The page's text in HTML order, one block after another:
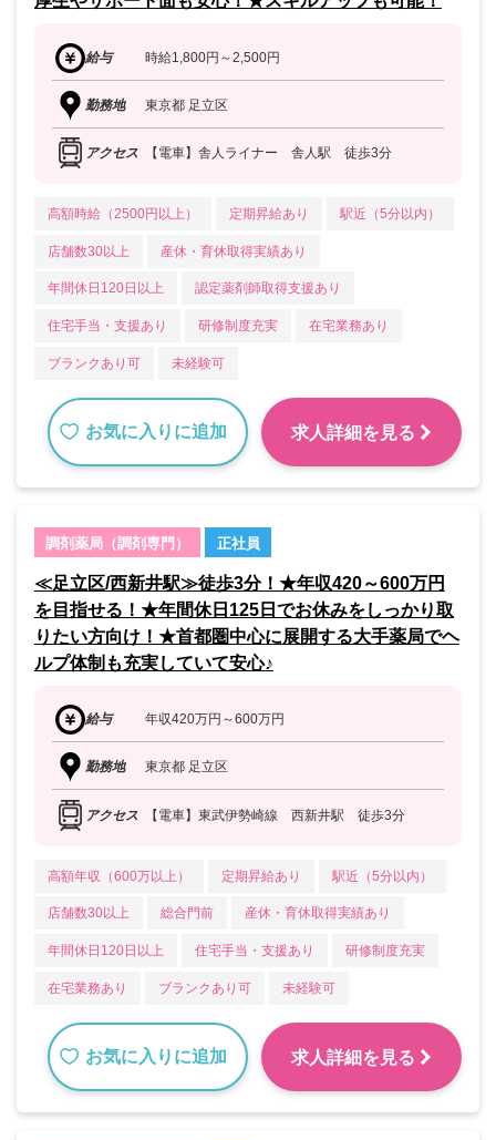
給与 時給1,800円～2,500円
勤務地 東京都 足立区
アクセス 【電車】舎人ライナー 舎人駅 徒歩3分
高額時給（2500円以上） 定期昇給あり 駅近（5分以内）
店舗数30以上 産休・育休取得実績あり
年間休日120日以上 認定薬剤師取得支援あり
住宅手当・支援あり 研修制度充実 在宅業務あり
ブランクあり可 未経験可
お気に入りに追加 求人詳細を見る
調剤薬局（調剤専門） 正社員
≪足立区/西新井駅≫徒歩3分！★年収420～600万円
を目指せる！★年間休日125日でお休みをしっかり取
りたい方向け！★首都圏中心に展開する大手薬局でヘ
ルプ体制も充実していて安心♪
給与 年収420万円～600万円
勤務地 東京都 足立区
アクセス 【電車】東武伊勢崎線 西新井駅 徒歩3分
高額年収（600万以上） 定期昇給あり 駅近（5分以内）
店舗数30以上 総合門前 産休・育休取得実績あり
年間休日120日以上 住宅手当・支援あり 研修制度充実
在宅業務あり ブランクあり可 未経験可
お気に入りに追加 求人詳細を見る